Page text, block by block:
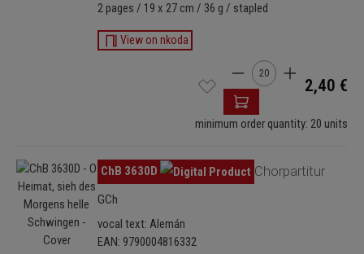
2 pages / 19 x 27 cm / 36 g / stapled
View on nkoda
Cantidad del
2,40 €
minimum order quantity: 20 units
Omitir galería de imágenes
ChB 3630D Chorpartitur
GCh
vocal text: Alemán
EAN: 9790004816332